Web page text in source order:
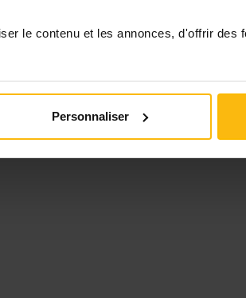
le contenu et les annonces, d'offrir des
Personnaliser